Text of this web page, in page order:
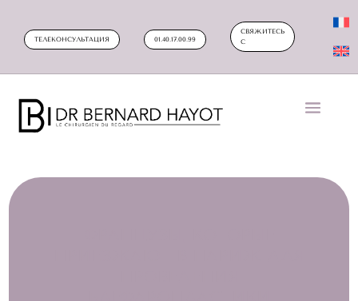
ТЕЛЕКОНСУЛЬТАЦИЯ 01.40.17.00.99
СВЯЖИТЕСЬ
С